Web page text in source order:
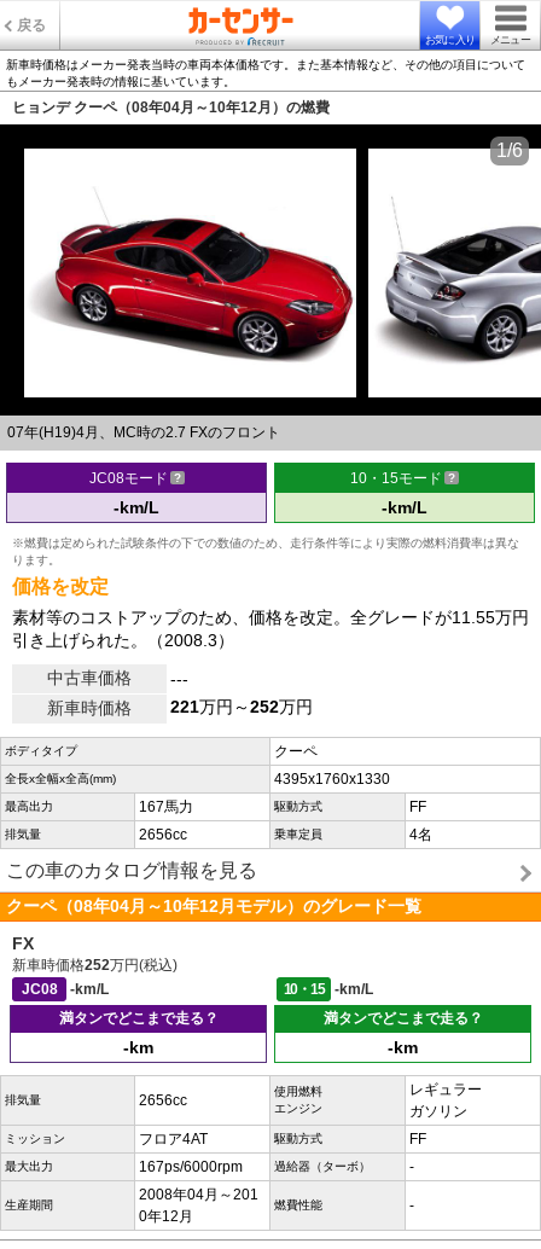
戻る
お気に入り メニュー
新車時価格はメーカー発表当時の車両本体価格です。また基本情報など、その他の項目について
もメーカー発表時の情報に基いています。
ヒョンデ クーペ（08年04月～10年12月）の燃費
07年(H19)4月、MC時の2.7 FXのフロント
1/6
JC08モード
-km/L
10・15モード
-km/L
※燃費は定められた試験条件の下での数値のため、走行条件等により実際の燃料消費率は異な
ります。
価格を改定
素材等のコストアップのため、価格を改定。全グレードが11.55万円
引き上げられた。（2008.3）
中古車価格
---
新車時価格
221万円～252万円
ボディタイプ クーペ
全長x全幅x全高(mm) 4395x1760x1330
最高出力 167馬力 駆動方式 FF
排気量 2656cc 乗車定員 4名
この車のカタログ情報を見る
クーペ（08年04月～10年12月モデル）のグレード一覧
FX
新車時価格252万円(税込)
JC08
-km/L 10・15
-km/L
満タンでどこまで走る？
-km
満タンでどこまで走る？
-km
排気量 2656cc
使用燃料
エンジン
レギュラー
ガソリン
ミッション フロア4AT 駆動方式 FF
最大出力 167ps/6000rpm 過給器（ターボ） -
生産期間
2008年04月～201
0年12月
燃費性能 -